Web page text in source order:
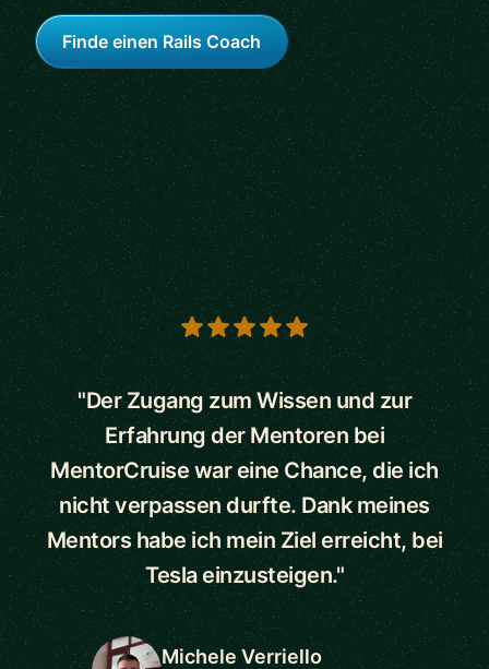
Finde einen Rails Coach
5 out of 5 stars
"Der Zugang zum Wissen und zur
Erfahrung der Mentoren bei
MentorCruise war eine Chance, die ich
nicht verpassen durfte. Dank meines
Mentors habe ich mein Ziel erreicht, bei
Tesla einzusteigen."
Michele Verriello